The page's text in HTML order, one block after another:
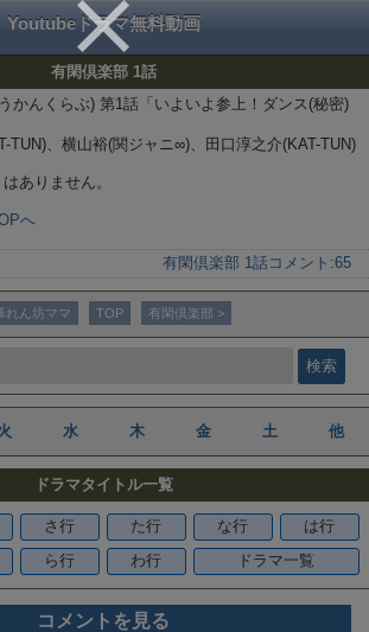
Youtubeドラマ無料動画
有閑倶楽部 1話
かんくらぶ) 第1話「いよいよ参上！ダンス(秘密)
TUN)、横山裕(関ジャニ∞)、田口淳之介(KAT-TUN)
ありません。
へ
有閑倶楽部 1話 コメント:65
れん坊ママ TOP 有閑倶楽部 >
水 木 金 土 他
ドラマタイトル一覧
さ行 た行 な行
は行
ら行 わ行 ドラマ一覧
コメントを見る